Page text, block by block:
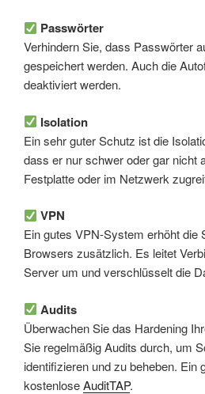
Passwörter
Verhindern Sie, dass Passwörter
gespeichert werden. Auch die
deaktiviert werden.
Isolation
Ein sehr guter Schutz ist die
dass er nur schwer oder gar nicht
Festplatte oder im Netzwerk
VPN
Ein gutes VPN-System erhöht die
Browsers zusätzlich. Es leitet
Server um und verschlüsselt die
Audits
Überwachen Sie das Hardening
Sie regelmäßig Audits durch, um
identifizieren und zu beheben. Ein
kostenloseAuditTAP.